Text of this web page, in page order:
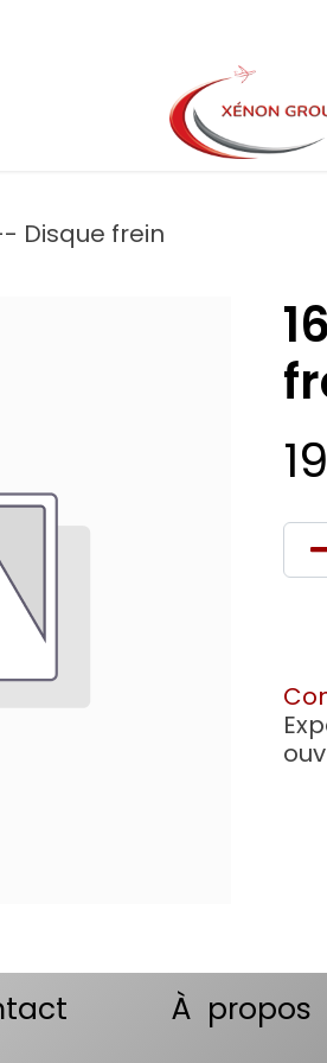
Demande de
Disque frein
À propos